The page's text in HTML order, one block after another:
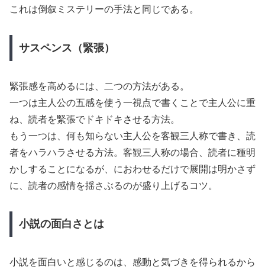
これは倒叙ミステリーの手法と同じである。
サスペンス（緊張）
緊張感を高めるには、二つの方法がある。
一つは主人公の五感を使う一視点で書くことで主人公に重
ね、読者を緊張でドキドキさせる方法。
もう一つは、何も知らない主人公を客観三人称で書き、読
者をハラハラさせる方法。客観三人称の場合、読者に種明
かしすることになるが、におわせるだけで展開は明かさず
に、読者の感情を揺さぶるのが盛り上げるコツ。
小説の面白さとは
小説を面白いと感じるのは、感動と気づきを得られるから